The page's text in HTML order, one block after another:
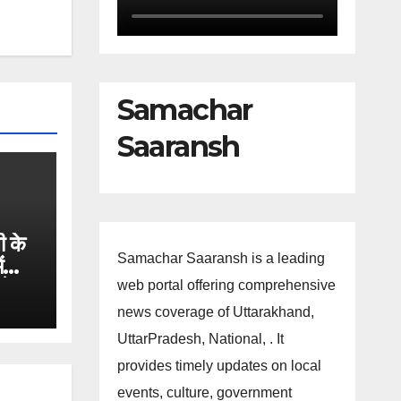
के
Samachar
Saaransh
Samachar Saaransh is a leading
web portal offering comprehensive
news coverage of Uttarakhand,
UttarPradesh, National, . It
provides timely updates on local
events, culture, government